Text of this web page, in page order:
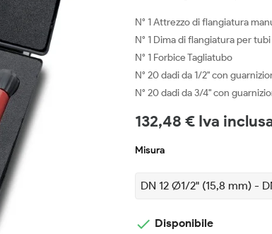
N° 1 Attrezzo di flangiatura
N° 1 Dima di flangiatura per
N° 1 Forbice Tagliatubo
N° 20 dadi da 1/2" con
N° 20 dadi da 3/4" con
132,48 € Iva
Misura
 Disponibile